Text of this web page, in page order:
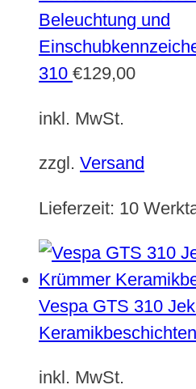
Beleuchtung und
310 €129,00
inkl. MwSt.
zzgl. Versand
Lieferzeit: 10
Vespa GTS 310
Keramikbeschichten
inkl. MwSt.